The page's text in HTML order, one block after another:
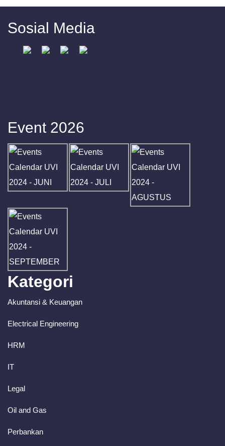
Sosial Media
Event 2026
Kategori
Akuntansi & Keuangan
Electrical Engineering
HRM
IT
Legal
Oil and Gas
Perbankan